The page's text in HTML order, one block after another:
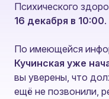
Психического
16 декабря в 10:00.
По имеющейся
Кучинская уже
вы уверены, что
ещё не позвонили,